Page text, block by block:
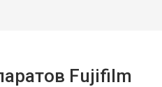
Fujifilm